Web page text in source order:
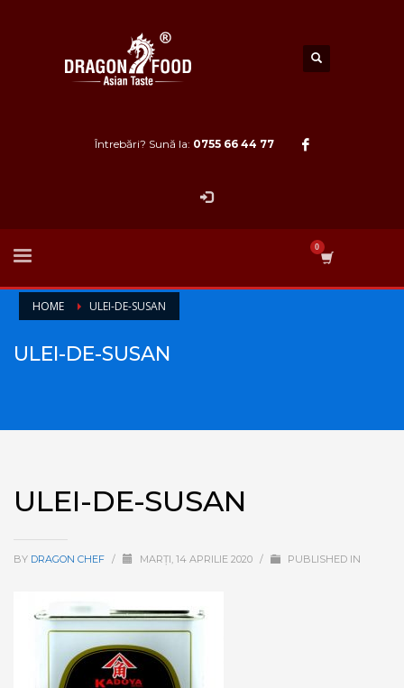
Întrebări? Sună la: 0755 66 44 77
HOME ULEI-DE-SUSAN
ULEI-DE-SUSAN
ULEI-DE-SUSAN
BY DRAGON CHEF / MARȚI, 14 APRILIE 2020 / PUBLISHED IN